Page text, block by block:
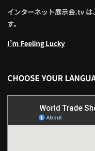
インターネット展示会.tv は
す。
I’m Feeling Lucky
CHOOSE YOUR